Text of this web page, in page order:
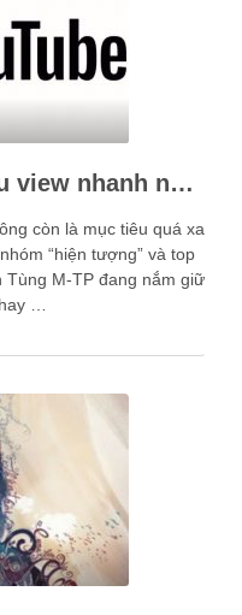
Top 10 MV đạt 100 triệu view nhanh nhất lịch sử Vpop
còn là mục tiêu quá xa
“hiện tượng” và top
M-TP đang nắm giữ
…